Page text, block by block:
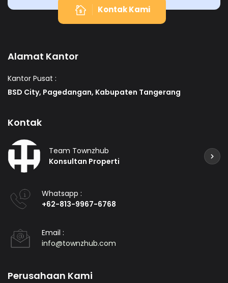
Kontak Kami
Alamat Kantor
Kantor Pusat :
BSD City, Pagedangan, Kabupaten Tangerang
Kontak
Team Townzhub
Konsultan Properti
Whatsapp :
+62-813-9967-6768
Email :
info@townzhub.com
Perusahaan Kami